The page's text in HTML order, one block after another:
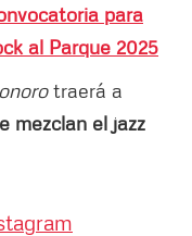
para
al Parque 2025
traerá a
mezclan el jazz